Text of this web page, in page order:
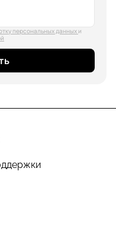
персональных данных и